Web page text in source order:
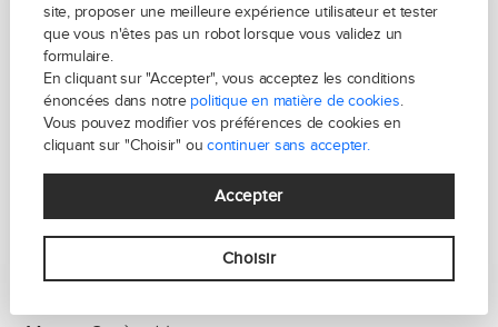
site, proposer une meilleure expérience utilisateur et tester
que vous n'êtes pas un robot lorsque vous validez un
formulaire.
En cliquant sur "Accepter", vous acceptez les conditions
énoncées dans notre politique en matière de cookies.
Vous pouvez modifier vos préférences de cookies en
cliquant sur "Choisir" oucontinuer sans accepter.
Accepter
Choisir